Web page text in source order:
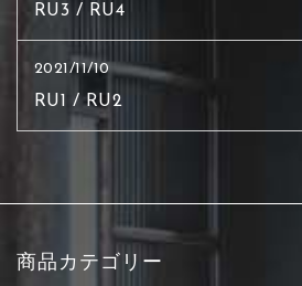
RU3 / RU4
2021/11/10
RU1 / RU2
商品カテゴリー